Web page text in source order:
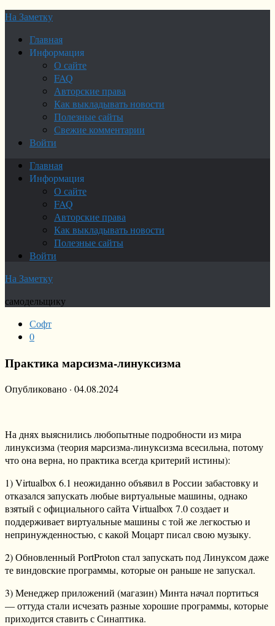
На Заметку
Главная
Информация
О сайте
FAQ
Авторские права
Как выкладывать новости
Полезные сайты
Свежие комментарии
Войти
Главная
Информация
О сайте
FAQ
Авторские права
Как выкладывать новости
Полезные сайты
Войти
На Заметку
самодельщику
Софт
0
Практика марсизма-линуксизма
Опубликовано · 04.08.2024
На днях выяснились любопытные подробности из мира
линуксизма (теория марсизма-линуксизма всесильна, потому
что она верна, но практика всегда критерий истины):
1) Virtualbox 6.1 неожиданно объявил в России забастовку и
отказался запускать любые виртуальные машины, однако
взятый с официального сайта Virtualbox 7.0 создает и
поддерживает виртуальные машины с той же легкостью и
непринужденностью, с какой Моцарт писал свою музыку.
2) Обновленный PortProton стал запускать под Линуксом даже
те виндовские программы, которые он раньше не запускал.
3) Менеджер приложений (магазин) Минта начал портиться
— оттуда стали исчезать разные хорошие программы, которые
приходится ставить с Синаптика.